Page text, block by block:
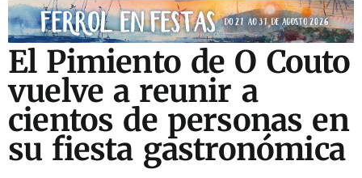
El Pimiento de O Couto
vuelve a reunir a
cientos de personas en
su fiesta gastronómica